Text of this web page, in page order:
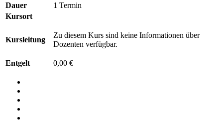
Dauer
1 Termin
Kursort
Kursleitung
Zu diesem Kurs sind keine Informationen über
Dozenten verfügbar.
Entgelt 0,00 €